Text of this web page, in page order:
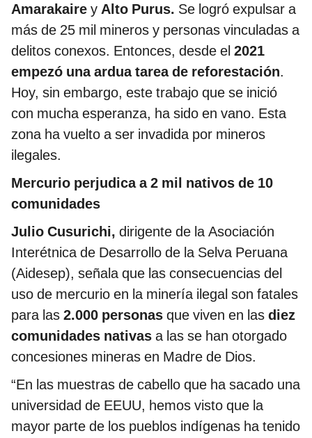
Amarakaire y Alto Purus. Se logró expulsar a
más de 25 mil mineros y personas vinculadas a
delitos conexos. Entonces, desde el 2021
empezó una ardua tarea de reforestación.
Hoy, sin embargo, este trabajo que se inició
con mucha esperanza, ha sido en vano. Esta
zona ha vuelto a ser invadida por mineros
ilegales.
Mercurio perjudica a 2 mil nativos de 10
comunidades
Julio Cusurichi, dirigente de la Asociación
Interétnica de Desarrollo de la Selva Peruana
(Aidesep), señala que las consecuencias del
uso de mercurio en la minería ilegal son fatales
para las 2.000 personas que viven en las diez
comunidades nativas a las se han otorgado
concesiones mineras en Madre de Dios.
“En las muestras de cabello que ha sacado una
universidad de EEUU, hemos visto que la
mayor parte de los pueblos indígenas ha tenido